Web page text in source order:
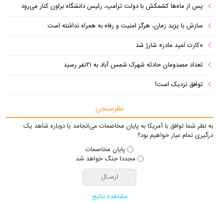
پس از ماه‌ها کشمکش با دولت ترامپ، رئیس دانشگاه براون کنار می‌رود
سازش با یزید زمان، هرگز امنیت و رفاه به همراه نداشته است
«کارت امید مادر» شارژ شد
تعداد مصدومان حادثه شهرک شمس آباد به ۲۱نفر رسید
توافق نزدیک است!
نظرسنجی
به نظر شما توافق با آمریکا به پایان مخاصمات می‌انجامد یا دوباره شاهد یک
درگیری تمام عیار خواهیم بود؟
پایان مخاصمات
مجددا جنگ خواهد شد
مشاهده نتایج